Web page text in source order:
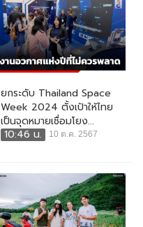
ยกระดับ Thailand Space
Week 2024 ตั้งเป้าให้ไทย
เป็นจุดหมายเชื่อมโยง...
10:46 น.
10 ต.ค. 2567